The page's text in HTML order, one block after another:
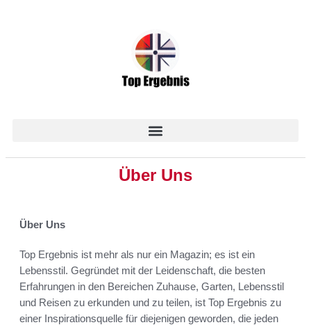
Über Uns
Über Uns
Top Ergebnis ist mehr als nur ein Magazin; es ist ein
Lebensstil. Gegründet mit der Leidenschaft, die besten
Erfahrungen in den Bereichen Zuhause, Garten, Lebensstil
und Reisen zu erkunden und zu teilen, ist Top Ergebnis zu
einer Inspirationsquelle für diejenigen geworden, die jeden